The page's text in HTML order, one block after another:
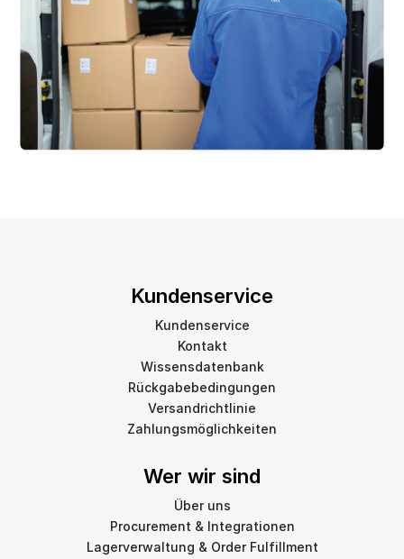
Kundenservice
Kundenservice
Kontakt
Wissensdatenbank
Rückgabebedingungen
Versandrichtlinie
Zahlungsmöglichkeiten
Wer wir sind
Über uns
Procurement & Integrationen
Lagerverwaltung & Order Fulfillment